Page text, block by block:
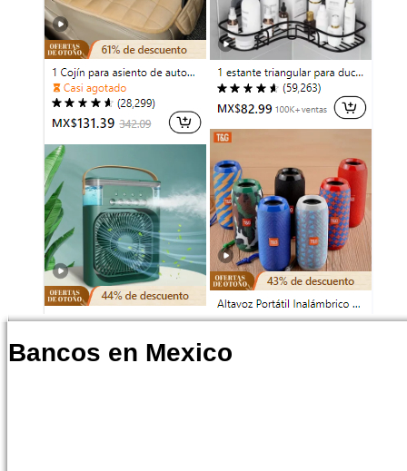
Bancos en Mexico